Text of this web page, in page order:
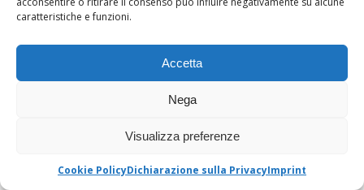
caratteristiche e funzioni.
Accetta
Nega
Visualizza preferenze
Cookie PolicyDichiarazione sulla PrivacyImprint
Risparmia fino al 30%!